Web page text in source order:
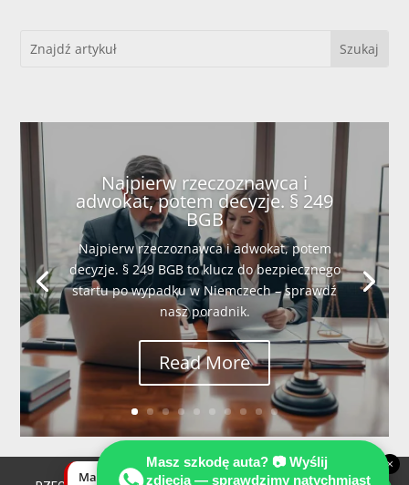
Najpierw rzeczoznawca i
adwokat, potem decyzje. § 249
BGB
Najpierw rzeczoznawca i adwokat, potem
decyzje. § 249 BGB to klucz do bezpiecznego
startu po wypadku w Niemczech – sprawdź
nasz poradnik.
Read More
Masz szkodę auta? 📷 Wyślij
zdjęcia — sprawdzimy natychmiast
×
Masz szkodę auta? Wyślij zdjęcia —